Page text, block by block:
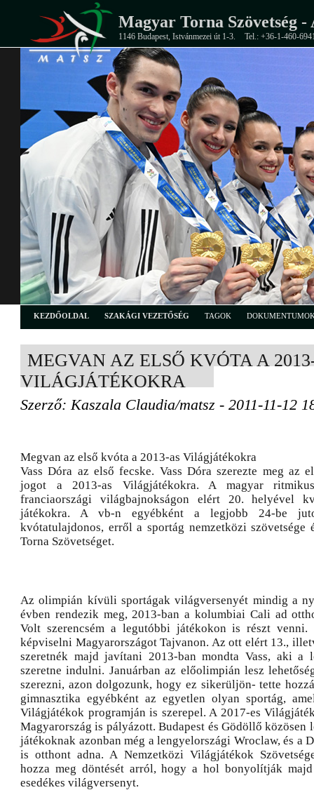
Magyar Torna Szövetség -
1146 Budapest, Istvánmezei út 1-3. Tel.: +36-1-460-
KEZDŐOLDAL SZAKÁGI VEZETŐSÉG TAGOK
MEGVAN AZ ELSŐ KVÓTA A
VILÁGJÁTÉKOKRA
Szerző: Kaszala Claudia/matsz - 2011-11-12
Megvan az első kvóta a 2013-as Világjátékokra
Vass Dóra az első fecske. Vass Dóra szerezte meg az
jogot a 2013-as Világjátékokra. A magyar
franciaországi világbajnokságon elért 20. helyével
játékokra. A vb-n egyébként a legjobb 24-be
kvótatulajdonos, erről a sportág nemzetközi szövetsége
Torna Szövetséget.
Az olimpián kívüli sportágak világversenyét mindig a
évben rendezik meg, 2013-ban a kolumbiai Cali ad
Volt szerencsém a legutóbbi játékokon is részt
képviselni Magyarországot Tajvanon. Az ott elért 13.,
szeretnék majd javítani 2013-ban mondta Vass, aki a
szeretne indulni. Januárban az előolimpián lesz
szerezni, azon dolgozunk, hogy ez sikerüljön- tette
gimnasztika egyébként az egyetlen olyan sportág,
Világjátékok programján is szerepel. A 2017-es
Magyarország is pályázott. Budapest és Gödöllő közösen
játékoknak azonban még a lengyelországi Wroclaw, és a
is otthont adna. A Nemzetközi Világjátékok
hozza meg döntését arról, hogy a hol bonyolítják
esedékes világversenyt.